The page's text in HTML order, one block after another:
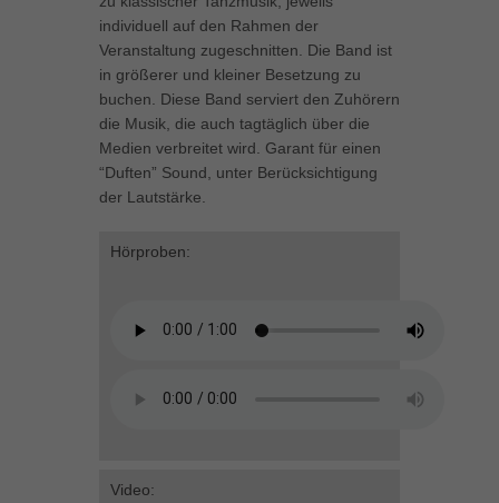
individuell auf den Rahmen der
Veranstaltung zugeschnitten. Die Band ist
in größerer und kleiner Besetzung zu
buchen. Diese Band serviert den Zuhörern
die Musik, die auch tagtäglich über die
Medien verbreitet wird. Garant für einen
“Duften” Sound, unter Berücksichtigung
der Lautstärke.
Hörproben:
Video:
können Ihre Einwilligung zu ganzen Kategorien geben oder sich
weitere Informationen anzeigen lassen und so nur bestimmte
Cookies auswählen.
Alle akzeptieren Speichern
Zurück
Datenschutzeinstellungen
Essenziell (1)
die einwandfreie Funktion der Website erforderlich.
Marketing (1)
um personalisierte Werbung anzuzeigen. Sie tun dies, indem sie
Besucher über Websites hinweg verfolgen.
Externe Medien (5)